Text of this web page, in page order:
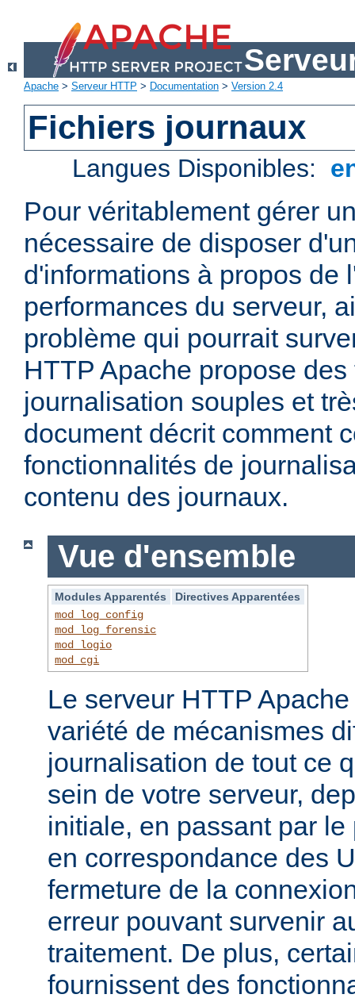
Apache > Serveur HTTP > Documentation > Version 2.4
Fichiers journaux
Langues Disponibles:
Pour véritablement gérer
nécessaire de disposer
d'informations à propos de
performances du serveur,
problème qui pourrait
HTTP Apache propose
journalisation souples et
document décrit comment
fonctionnalités de
contenu des journaux.
Vue d'ensemble
Modules Apparentés
Directives Apparentées
mod_log_config
mod_log_forensic
mod_logio
mod_cgi
Le serveur HTTP
variété de mécanismes
journalisation de tout ce
sein de votre serveur,
initiale, en passant par
en correspondance des
fermeture de la
erreur pouvant survenir
traitement. De plus,
fournissent des